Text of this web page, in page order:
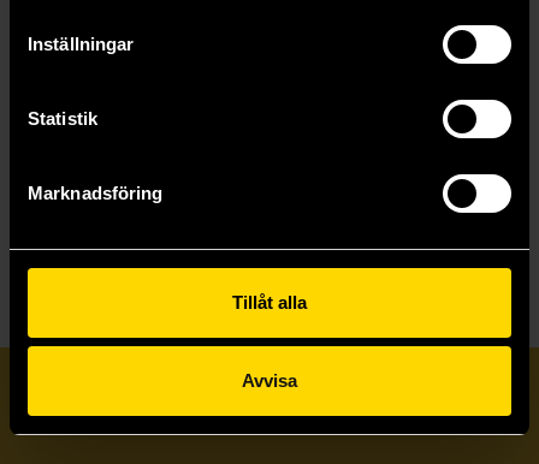
Inställningar
Statistik
Marknadsföring
Tillåt alla
Avvisa
189 kr
Beställ
Prenumerera på vårt nyhetsbrev